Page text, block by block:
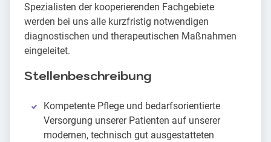
Spezialisten der kooperierenden Fachgebiete
werden bei uns alle kurzfristig notwendigen
diagnostischen und therapeutischen Maßnahmen
eingeleitet.
Stellenbeschreibung
Kompetente Pflege und bedarfsorientierte
Versorgung unserer Patienten auf unserer
modernen, technisch gut ausgestatteten